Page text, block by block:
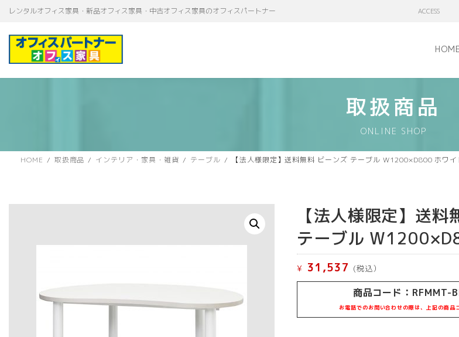
テ
ゲ
レンタルオフィス家具・新品オフィス家具・中古オフィス家具のオフィスパートナー ACCESS
HOME
取扱商品
ONLINE SHOP
HOME 取扱商品 インテリア・家具・雑貨 テーブル 【法人様限定】送料無料 ビーンズ テーブル W1200×D800 ホワイ
【法人様限定】送
テーブル
¥ 31,537 (税込）
商品コード：RFMMT-
お電話でのお問い合わせの際は、上記の商品